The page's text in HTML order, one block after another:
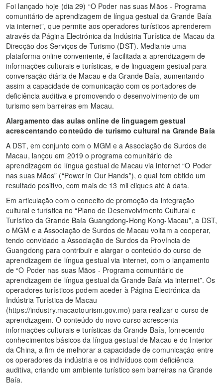
Foi lançado hoje (dia 29) “O Poder nas suas Mãos - Programa
comunitário de aprendizagem de língua gestual da Grande Baía
via internet”, que permite aos operadores turísticos aprenderem
através da Página Electrónica da Indústria Turística de Macau da
Direcção dos Serviços de Turismo (DST). Mediante uma
plataforma online conveniente, é facilitada a aprendizagem de
informações culturais e turísticas, e de linguagem gestual para
conversação diária de Macau e da Grande Baía, aumentando
assim a capacidade de comunicação com os portadores de
deficiência auditiva e promovendo o desenvolvimento de um
turismo sem barreiras em Macau.
Alargamento das aulas online de linguagem gestual
acrescentando conteúdo de turismo cultural na Grande Baía
A DST, em conjunto com o MGM e a Associação de Surdos de
Macau, lançou em 2019 o programa comunitário de
aprendizagem de língua gestual de Macau via internet “O Poder
nas suas Mãos” (“Power in Our Hands”), o qual tem obtido um
resultado positivo, com mais de 13 mil cliques até à data.
Em articulação com o conceito de promoção da integração
cultural e turística no “Plano de Desenvolvimento Cultural e
Turístico da Grande Baía Guangdong-Hong Kong-Macau”, a DST,
o MGM e a Associação de Surdos de Macau voltam a cooperar,
tendo convidado a Associação de Surdos da Província de
Guangdong para contribuir e alargar o conteúdo do curso de
aprendizagem de língua gestual via internet, com o lançamento
de “O Poder nas suas Mãos - Programa comunitário de
aprendizagem de língua gestual da Grande Baía via internet”. Os
operadores turísticos podem aceder à Página Electrónica da
Indústria Turística de Macau
(https://industry.macaotourism.gov.mo) para realizar o curso de
aprendizagem. O conteúdo do novo curso acrescenta
informações culturais e turísticas da Grande Baía, fornecendo
conhecimentos básicos da língua gestual de Macau e do Interior
da China, a fim de melhorar a capacidade de comunicação entre
os operadores da indústria e os indivíduos com deficiência
auditiva, criando um ambiente turístico sem barreiras na Grande
Baía.